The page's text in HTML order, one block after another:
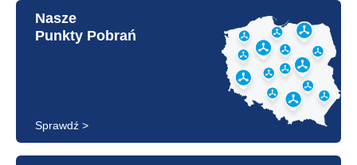
Nasze
Punkty Pobrań
Sprawdź >